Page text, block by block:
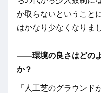
か取らないということ
はかなり少なくなりま
――環境の良さはどの
か？
「人工芝のグラウンド